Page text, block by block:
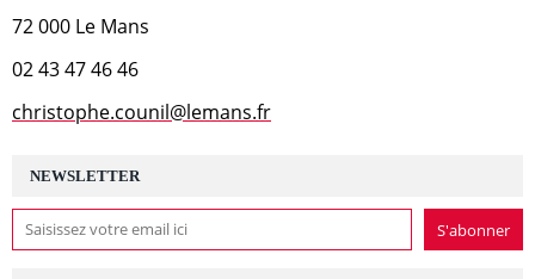
NEWSLETTER
72 000 Le Mans
02 43 47 46 46
christophe.counil@lemans.fr